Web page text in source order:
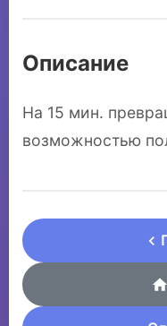
Описание
На 15 мин.
возможностью